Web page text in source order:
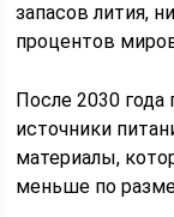
запасов лития,
процентов
После 2030
источники
материалы,
меньше по